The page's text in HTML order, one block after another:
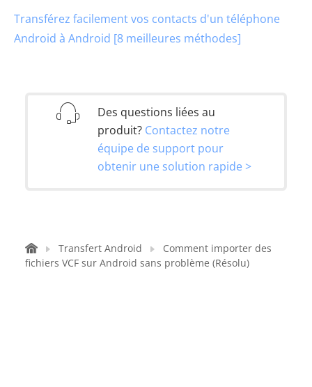
Transférez facilement vos contacts d'un téléphone
Android à Android [8 meilleures méthodes]
Des questions liées au
produit? Contactez notre
équipe de support pour
obtenir une solution rapide >
Transfert Android
Comment importer des
fichiers VCF sur Android sans problème (Résolu)